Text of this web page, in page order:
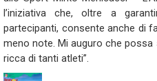
l’iniziativa che, oltre a
partecipanti, consente anche di
meno note. Mi auguro che
ricca di tanti atleti”.